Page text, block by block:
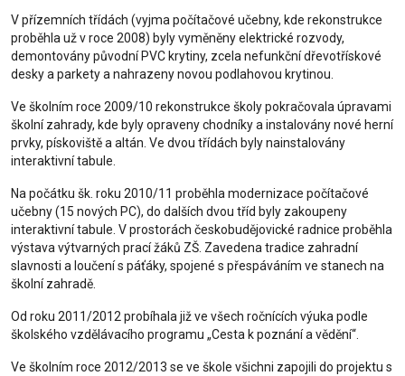
V přízemních třídách (vyjma počítačové učebny, kde rekonstrukce
proběhla už v roce 2008) byly vyměněny elektrické rozvody,
demontovány původní PVC krytiny, zcela nefunkční dřevotřískové
desky a parkety a nahrazeny novou podlahovou krytinou.
Ve školním roce 2009/10 rekonstrukce školy pokračovala úpravami
školní zahrady, kde byly opraveny chodníky a instalovány nové herní
prvky, pískoviště a altán. Ve dvou třídách byly nainstalovány
interaktivní tabule.
Na počátku šk. roku 2010/11 proběhla modernizace počítačové
učebny (15 nových PC), do dalších dvou tříd byly zakoupeny
interaktivní tabule. V prostorách českobudějovické radnice proběhla
výstava výtvarných prací žáků ZŠ. Zavedena tradice zahradní
slavnosti a loučení s páťáky, spojené s přespáváním ve stanech na
školní zahradě.
Od roku 2011/2012 probíhala již ve všech ročnících výuka podle
školského vzdělávacího programu „Cesta k poznání a vědění“.
Ve školním roce 2012/2013 se ve škole všichni zapojili do projektu s